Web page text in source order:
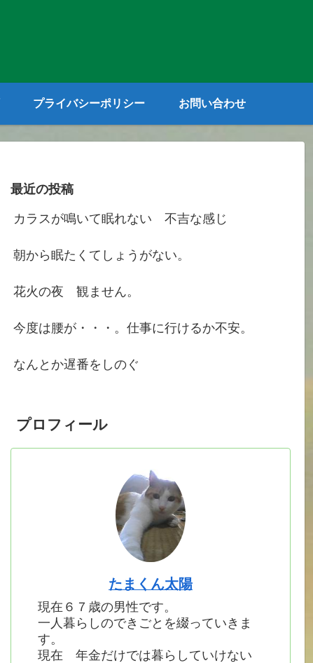
プライバシーポリシー お問い合わせ
最近の投稿
カラスが鳴いて眠れない 不吉な感じ
朝から眠たくてしょうがない。
花火の夜 観ません。
今度は腰が・・・。仕事に行けるか不安。
なんとか遅番をしのぐ
プロフィール
たまくん太陽
現在６７歳の男性です。
一人暮らしのできごとを綴っていきま
す。
現在 年金だけでは暮らしていけない